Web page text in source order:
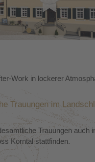
Work in lockerer
Trauungen im
Trauungen auch
Korntal stattfinden.